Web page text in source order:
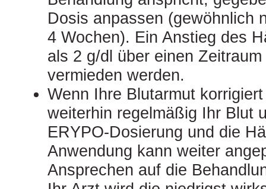
Dosis anpassen (gewöhnlich
4 Wochen). Ein Anstieg des
als 2 g/dl über einen
vermieden werden.
Wenn Ihre Blutarmut
weiterhin regelmäßig Ihr Blut
ERYPO-Dosierung und die
Anwendung kann weiter
Ansprechen auf die